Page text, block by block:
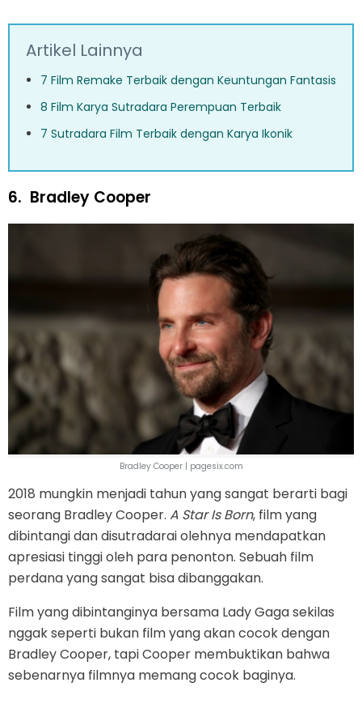
Artikel Lainnya
7 Film Remake Terbaik dengan Keuntungan Fantasis
8 Film Karya Sutradara Perempuan Terbaik
7 Sutradara Film Terbaik dengan Karya Ikonik
6. Bradley Cooper
Bradley Cooper | pagesix.com
2018 mungkin menjadi tahun yang sangat berarti bagi
seorang Bradley Cooper. A Star Is Born, film yang
dibintangi dan disutradarai olehnya mendapatkan
apresiasi tinggi oleh para penonton. Sebuah film
perdana yang sangat bisa dibanggakan.
Film yang dibintanginya bersama Lady Gaga sekilas
nggak seperti bukan film yang akan cocok dengan
Bradley Cooper, tapi Cooper membuktikan bahwa
sebenarnya filmnya memang cocok baginya.